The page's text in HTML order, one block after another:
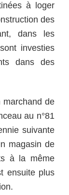
à loger
des
dans les
investies
dans des
marchand de
au n°81
suivante
magasin de
à la même
ensuite plus